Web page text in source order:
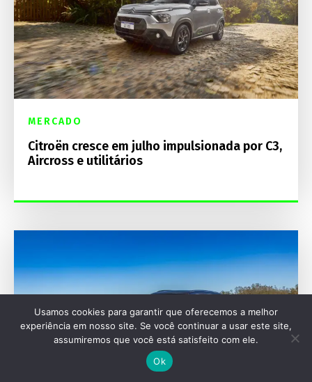
MERCADO
Citroën cresce em julho impulsionada por C3,
Aircross e utilitários
Usamos cookies para garantir que oferecemos a melhor
experiência em nosso site. Se você continuar a usar este site,
assumiremos que você está satisfeito com ele.
Ok